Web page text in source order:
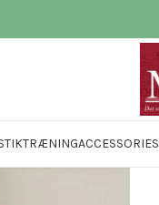
TRÆNINGACCESSORIES